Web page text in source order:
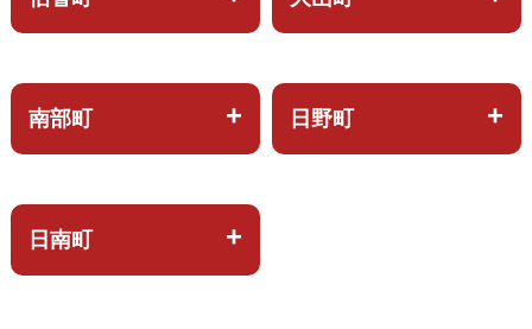
南部町 日野町
日南町